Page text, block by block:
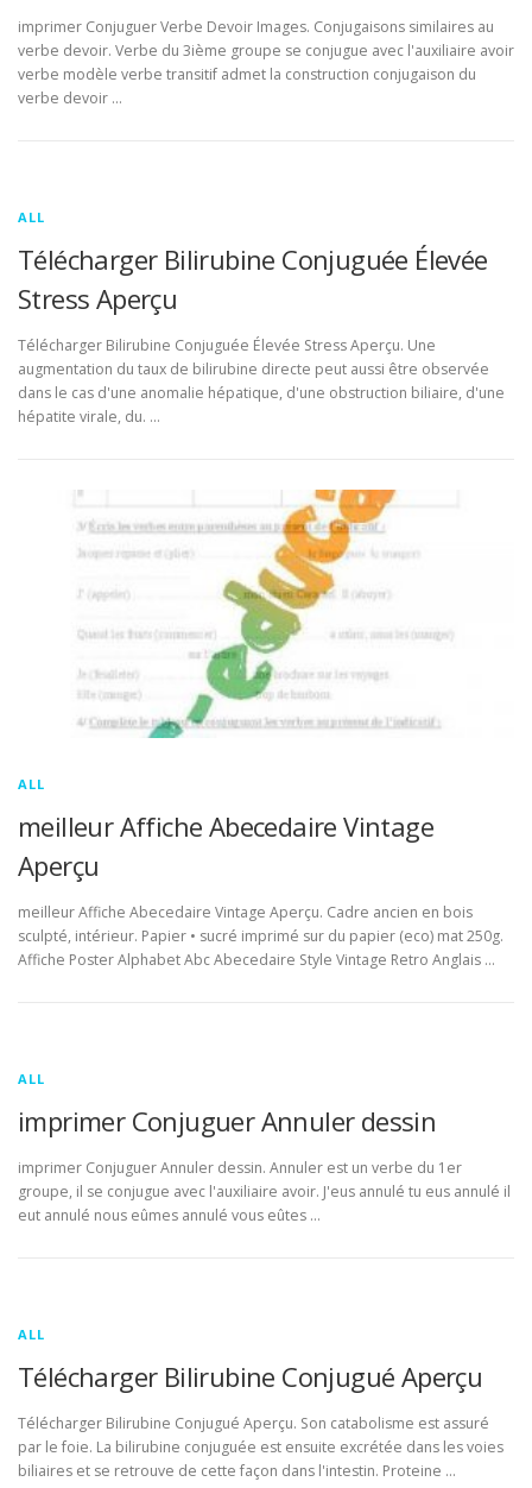
imprimer Conjuguer Verbe Devoir Images. Conjugaisons similaires au
verbe devoir. Verbe du 3ième groupe se conjugue avec l'auxiliaire avoir
verbe modèle verbe transitif admet la construction conjugaison du
verbe devoir …
ALL
Télécharger Bilirubine Conjuguée Élevée
Stress Aperçu
Télécharger Bilirubine Conjuguée Élevée Stress Aperçu. Une
augmentation du taux de bilirubine directe peut aussi être observée
dans le cas d'une anomalie hépatique, d'une obstruction biliaire, d'une
hépatite virale, du. …
ALL
meilleur Affiche Abecedaire Vintage
Aperçu
meilleur Affiche Abecedaire Vintage Aperçu. Cadre ancien en bois
sculpté, intérieur. Papier • sucré imprimé sur du papier (eco) mat 250g.
Affiche Poster Alphabet Abc Abecedaire Style Vintage Retro Anglais …
ALL
imprimer Conjuguer Annuler dessin
imprimer Conjuguer Annuler dessin. Annuler est un verbe du 1er
groupe, il se conjugue avec l'auxiliaire avoir. J'eus annulé tu eus annulé il
eut annulé nous eûmes annulé vous eûtes …
ALL
Télécharger Bilirubine Conjugué Aperçu
Télécharger Bilirubine Conjugué Aperçu. Son catabolisme est assuré
par le foie. La bilirubine conjuguée est ensuite excrétée dans les voies
biliaires et se retrouve de cette façon dans l'intestin. Proteine …